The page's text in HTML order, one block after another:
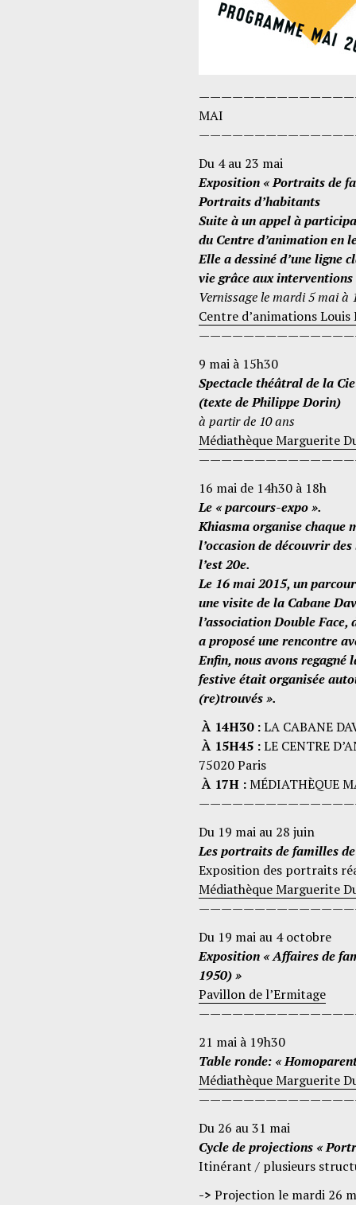
MAI
Du 4 au 23 mai
Exposition « Portraits de
Portraits d’habitants
Suite à un appel à
du Centre d’animation en
Elle a dessiné d’une ligne
vie grâce aux
Vernissage le mardi 5 mai à
Centre d’animations Louis
9 mai à 15h30
Spectacle théâtral de la
(texte de Philippe Dorin)
à partir de 10 ans
Médiathèque Marguerite
16 mai de 14h30 à 18h
Le « parcours-expo ».
Khiasma organise chaque
l’occasion de découvrir
l’est 20e.
Le 16 mai 2015, un
une visite de la Cabane
l’association Double
a proposé une rencontre
Enfin, nous avons
festive était organisée
(re)trouvés ».
À 14H30 :LA CABANE
À 15H45 :LE CENTRE
75020 Paris
À 17H :MÉDIATHÈQUE
Du 19 mai au 28 juin
Les portraits de familles
Exposition des portraits
Médiathèque Marguerite
Du 19 mai au 4 octobre
Exposition « Affaires de
1950) »
Pavillon de l’Ermitage
21 mai à 19h30
Table ronde: «
Médiathèque Marguerite
Du 26 au 31 mai
Cycle de projections «
Itinérant / plusieurs
-> Projection le mardi 26